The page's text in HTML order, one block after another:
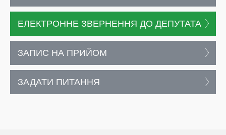
ЕЛЕКТРОННЕ ЗВЕРНЕННЯ ДО ДЕПУТАТА
ЗАПИС НА ПРИЙОМ
ЗАДАТИ ПИТАННЯ